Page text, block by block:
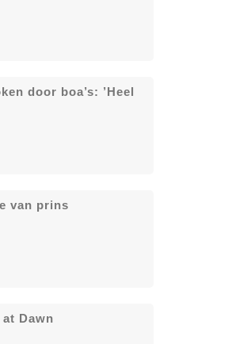
door boa’s: ’Heel
van prins
Dawn